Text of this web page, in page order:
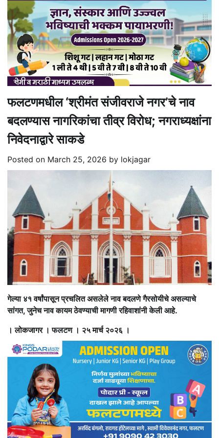
फलटणमधील ‘श्रीमंत संजीवराजे नगर’चे नाव
बदलण्यास नागरिकांचा तीव्र विरोध; नगराध्यक्षांना
निवेदनाद्वारे साकडे
Posted on March 25, 2026 by lokjagar
गेल्या ४१ वर्षांपासून प्रचलित असलेले नाव बदलणे गैरसोयीचे असल्याचे
सांगत, जुनेच नाव कायम ठेवण्याची मागणी रहिवाशांनी केली आहे.
। लोकजागर । फलटण । २५ मार्च २०२६ ।